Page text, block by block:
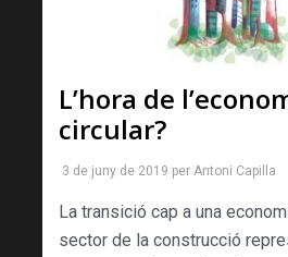
L’hora de
circular?
3 de juny de 2019 per Antoni Capilla
La transició cap a una
sector de la construcció